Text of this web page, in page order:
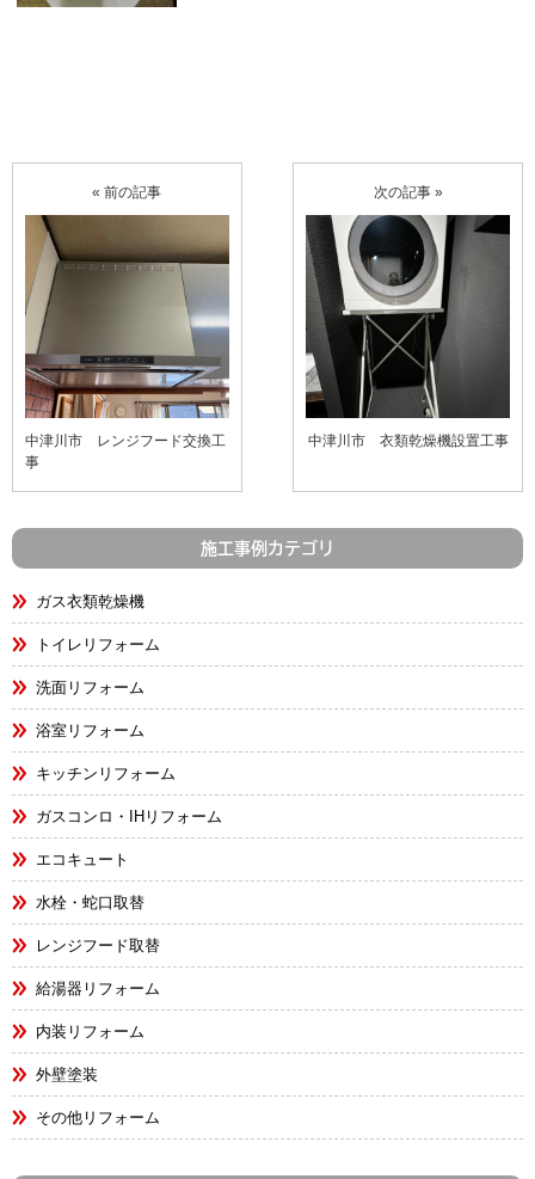
« 前の記事
中津川市 レンジフード交換工
事
次の記事 »
中津川市 衣類乾燥機設置工事
施工事例カテゴリ
ガス衣類乾燥機
トイレリフォーム
洗面リフォーム
浴室リフォーム
キッチンリフォーム
ガスコンロ・IHリフォーム
エコキュート
水栓・蛇口取替
レンジフード取替
給湯器リフォーム
内装リフォーム
外壁塗装
その他リフォーム